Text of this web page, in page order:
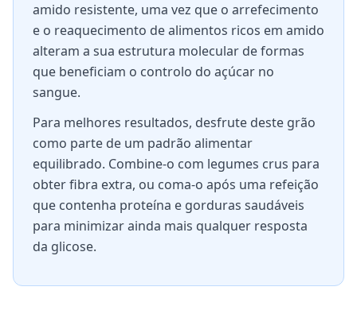
amido resistente, uma vez que o arrefecimento
e o reaquecimento de alimentos ricos em amido
alteram a sua estrutura molecular de formas
que beneficiam o controlo do açúcar no
sangue.
Para melhores resultados, desfrute deste grão
como parte de um padrão alimentar
equilibrado. Combine-o com legumes crus para
obter fibra extra, ou coma-o após uma refeição
que contenha proteína e gorduras saudáveis
para minimizar ainda mais qualquer resposta
da glicose.